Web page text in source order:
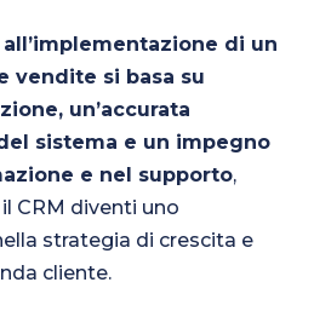
all’implementazione di un
vendite si basa su
un’accurata
sistema e un impegno
e nel supporto,
CRM diventi uno
strategia di crescita e
cliente.